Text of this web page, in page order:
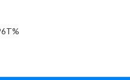
%P6TP6T %